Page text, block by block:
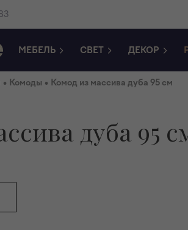
МЕБЕЛЬ СВЕТ ДЕКОР
• Комоды • Комод из массива дуба 95 см
дуба 95